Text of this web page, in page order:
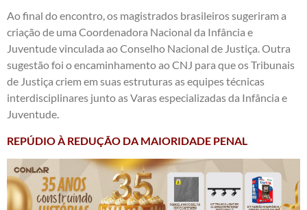
Ao final do encontro, os magistrados brasileiros sugeriram a
criação de uma Coordenadora Nacional da Infância e
Juventude vinculada ao Conselho Nacional de Justiça. Outra
sugestão foi o encaminhamento ao CNJ para que os Tribunais
de Justiça criem em suas estruturas as equipes técnicas
interdisciplinares junto as Varas especializadas da Infância e
Juventude.
REPÚDIO À REDUÇÃO DA MAIORIDADE PENAL